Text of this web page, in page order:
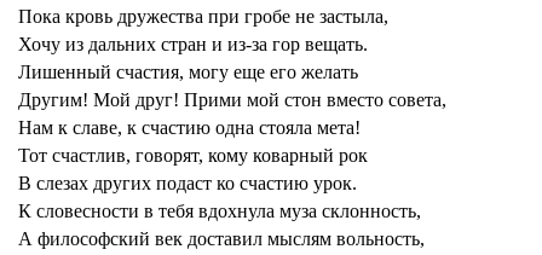
Пока кровь дружества при гробе не застыла,
Хочу из дальних стран и из-за гор вещать.
Лишенный счастия, могу еще его желать
Другим! Мой друг! Прими мой стон вместо совета,
Нам к славе, к счастию одна стояла мета!
Тот счастлив, говорят, кому коварный рок
В слезах других подаст ко счастию урок.
К словесности в тебя вдохнула муза склонность,
А философский век доставил мыслям вольность,